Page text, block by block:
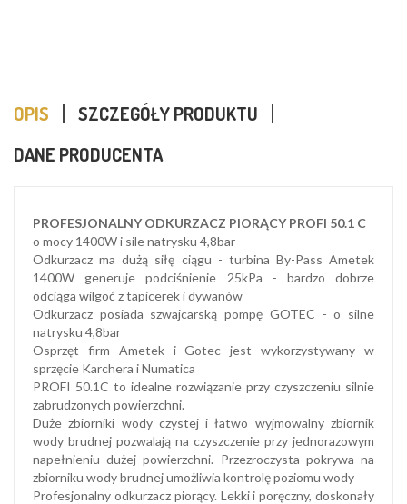
OPIS
SZCZEGÓŁY PRODUKTU
DANE PRODUCENTA
PROFESJONALNY ODKURZACZ PIORĄCY PROFI 50.1 C
o mocy 1400W i sile natrysku 4,8bar
Odkurzacz ma dużą siłę ciągu - turbina By-Pass Ametek
1400W generuje podciśnienie 25kPa - bardzo dobrze
odciąga wilgoć z tapicerek i dywanów
Odkurzacz posiada szwajcarską pompę GOTEC - o silne
natrysku 4,8bar
Osprzęt firm Ametek i Gotec jest wykorzystywany w
sprzęcie Karchera i Numatica
PROFI 50.1C to idealne rozwiązanie przy czyszczeniu silnie
zabrudzonych powierzchni.
Duże zbiorniki wody czystej i łatwo wyjmowalny zbiornik
wody brudnej pozwalają na czyszczenie przy jednorazowym
napełnieniu dużej powierzchni. Przezroczysta pokrywa na
zbiorniku wody brudnej umożliwia kontrolę poziomu wody
Profesjonalny odkurzacz piorący. Lekki i poręczny, doskonały